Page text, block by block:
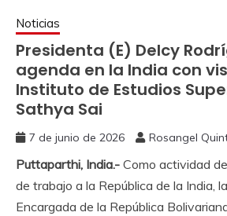
Noticias
Presidenta (E) Delcy
agenda en la India con
Instituto de Estudios
Sathya Sai
7 de junio de 2026 Rosangel
Puttaparthi, India.- Como actividad
de trabajo a la República de la India,
Encargada de la República